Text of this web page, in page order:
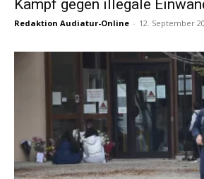
Kampf gegen illegale
Redaktion Audiatur-Online - 12. September